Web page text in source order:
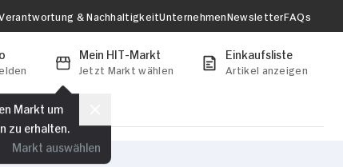
& NachhaltigkeitUnternehmenNewsletterFAQs
Mein HIT-Markt
Jetzt Markt wählen
Markt um
zu erhalten.
Markt auswählen
Einkaufsliste
Artikel anzeigen